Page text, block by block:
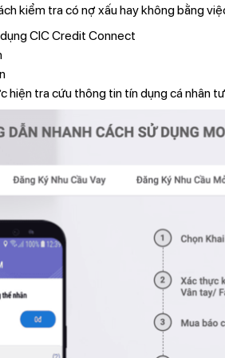
kiểm tra có nợ xấu hay không bằng
CIC Credit Connect
hiện tra cứu thông tin tín dụng cá nhân